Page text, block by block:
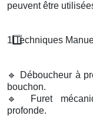
peuvent être
1️ Techniques
🔹
Déboucheur à
bouchon.
🔹
Furet
profonde.